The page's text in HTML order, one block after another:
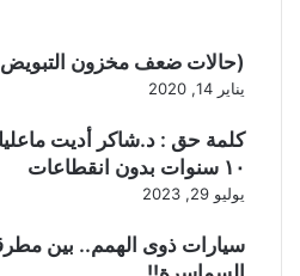
(حالات ضعف مخزون
يناير 14, 2020
كلمة حق : د.شاكر أديت
١٠ سنوات بدون انقطاعات
يوليو 29, 2023
سيارات ذوى الهمم.. بين